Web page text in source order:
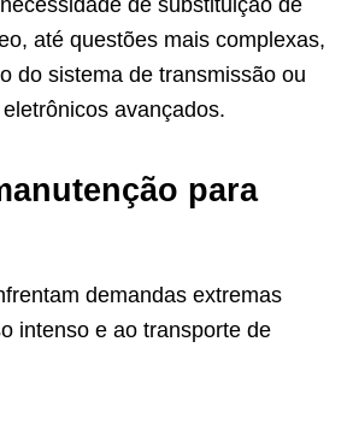
de substituição de
até questões mais complexas,
do sistema de transmissão ou
avançados.
para
demandas extremas
intenso e ao transporte de